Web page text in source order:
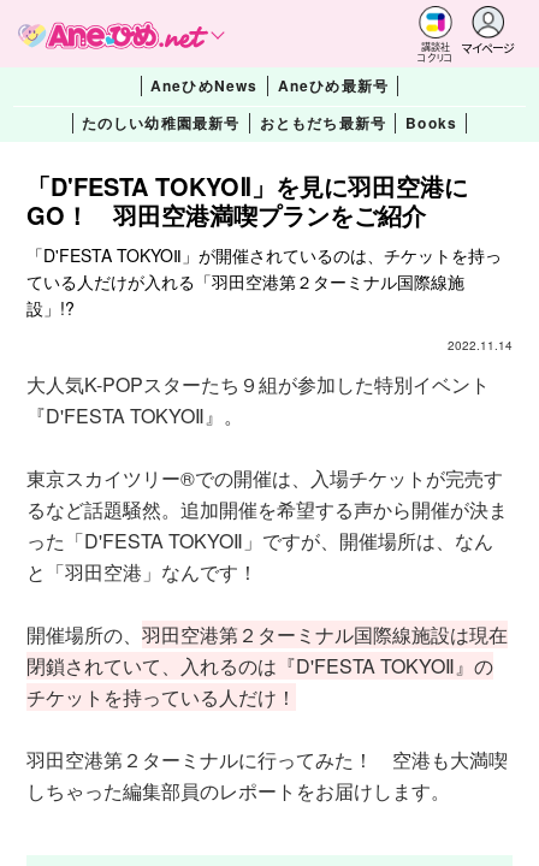
講談社
コクリコ
マイページ
AneひめNews
Aneひめ最新号
たのしい幼稚園最新号
おともだち最新号 Books
「D'FESTA TOKYOⅡ」を見に羽田空港に
GO！ 羽田空港満喫プランをご紹介
「D'FESTA TOKYOⅡ」が開催されているのは、チケットを持っ
ている人だけが入れる「羽田空港第２ターミナル国際線施
設」!?
2022.11.14
大人気K-POPスターたち９組が参加した特別イベント
『D'FESTA TOKYOⅡ』。
東京スカイツリー®での開催は、入場チケットが完売す
るなど話題騒然。追加開催を希望する声から開催が決ま
った「D'FESTA TOKYOⅡ」ですが、開催場所は、なん
と「羽田空港」なんです！
開催場所の、羽田空港第２ターミナル国際線施設は現在
閉鎖されていて、入れるのは『D'FESTA TOKYOⅡ』の
チケットを持っている人だけ！
羽田空港第２ターミナルに行ってみた！ 空港も大満喫
しちゃった編集部員のレポートをお届けします。